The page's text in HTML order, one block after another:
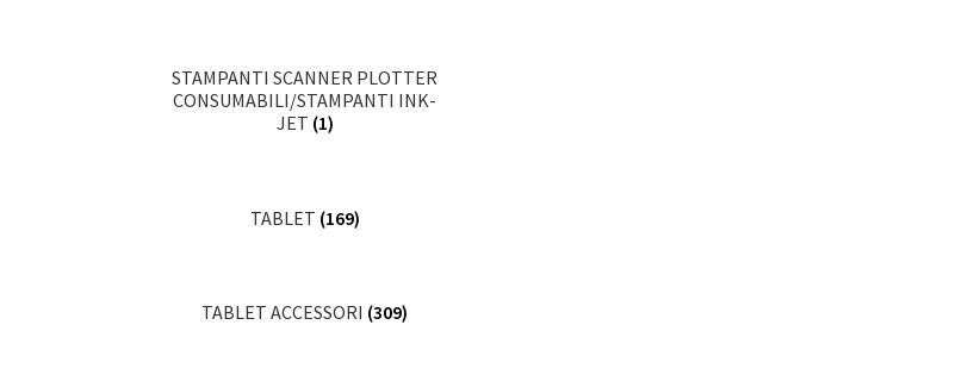
STAMPANTI SCANNER PLOTTER
CONSUMABILI/STAMPANTI INK-
JET (1)
TABLET (169)
TABLET ACCESSORI (309)